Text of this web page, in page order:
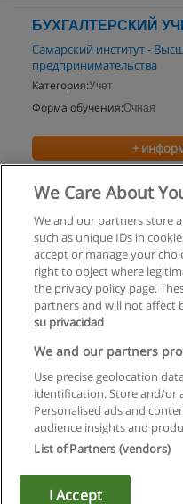
БУХГАЛТЕРСКИЙ
Самарский институт -
предпринимательства
Категория:Учет
Форма обучения:Очная
+
Copyright © Educaedu
We Care About
We and our partners store
such as unique IDs in
accept or manage your
right to object where
the privacy policy page.
partners and will not affect
su privacidad
We and our partners
Use precise geolocation
identification. Store and/or
Personalised ads and
audience insights and
List of Partners (vendors)
I Accept